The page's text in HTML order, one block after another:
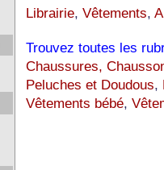
Librairie, Vêtements,
Trouvez toutes les
Chaussures,
Peluches et Doudous,
Vêtements bébé,